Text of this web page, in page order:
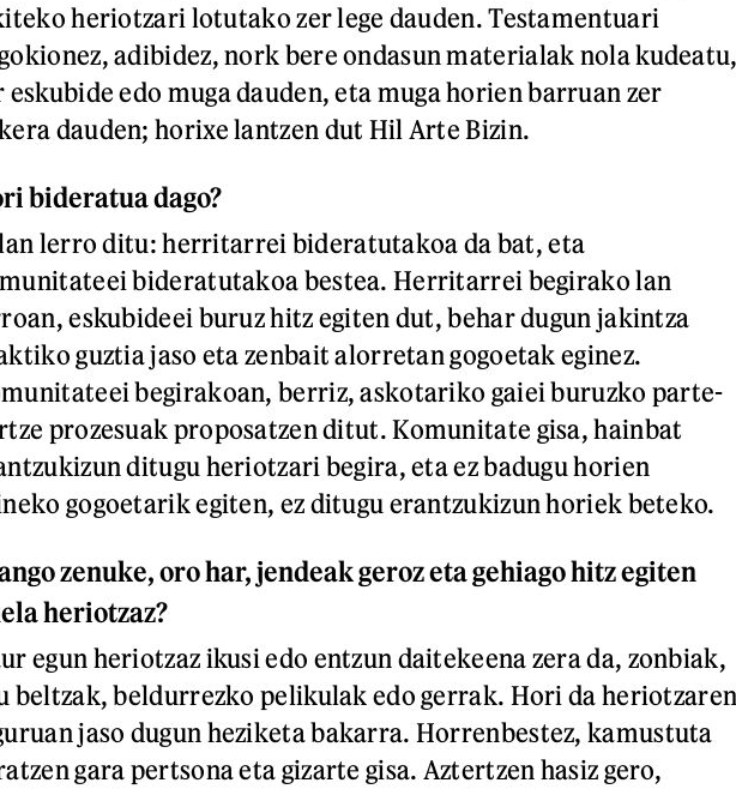
heriotzari lotutako zer lege dauden. Testamentuari
adibidez, nork bere ondasun materialak nola kudeatu,
eskubide edo muga dauden, eta muga horien barruan zer
dauden; horixe lantzen dut Hil Arte Bizin.
bideratua dago?
lerro ditu: herritarrei bideratutakoa da bat, eta
bideratutakoa bestea. Herritarrei begirako lan
eskubideei buruz hitz egiten dut, behar dugun jakintza
guztia jaso eta zenbait alorretan gogoetak eginez.
begirakoan, berriz, askotariko gaiei buruzko parte-
prozesuak proposatzen ditut. Komunitate gisa, hainbat
ditugu heriotzari begira, eta ez badugu horien
gogoetarik egiten, ez ditugu erantzukizun horiek beteko.
zenuke, oro har, jendeak geroz eta gehiago hitz egiten
heriotzaz?
egun heriotzaz ikusi edo entzun daitekeena zera da, zonbiak,
beltzak, beldurrezko pelikulak edo gerrak. Hori da heriotzaren
jaso dugun heziketa bakarra. Horrenbestez, kamustuta
gara pertsona eta gizarte gisa. Aztertzen hasiz gero,